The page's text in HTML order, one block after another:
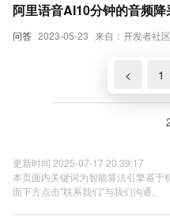
问答 2023-05-23 来自：开发者社区
阿里语音AI10分钟的音频
< 1
更新时间 2025-07-17 20:39:17
本页面内关键词为智能算法引擎基于
面下方点击"联系我们"与我们沟通。